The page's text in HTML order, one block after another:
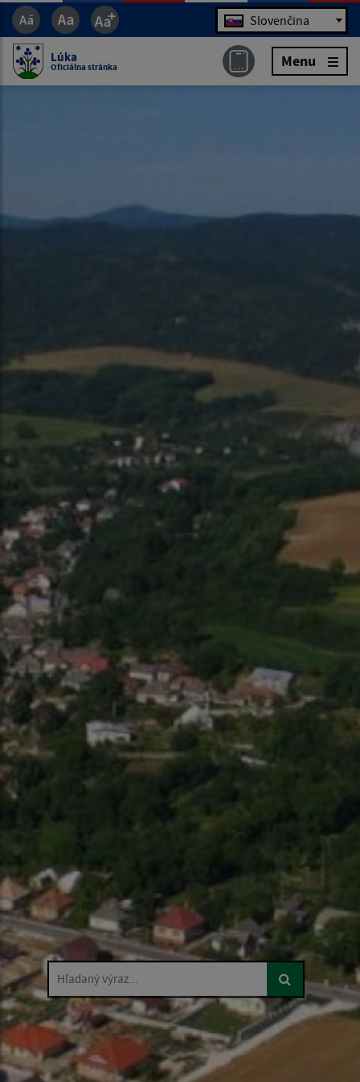
Jazyk Slovenčina
Lúka
Oficiálna stránka Menu
Hľadaný výraz...